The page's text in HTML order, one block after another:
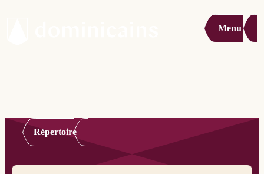
Menu
Répertoire